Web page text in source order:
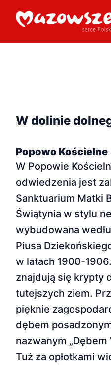
W dolinie
Popowo Kościelne
W Popowie
odwiedzenia jest
Sanktuarium Matki
Świątynia w stylu
wybudowana
Piusa
w latach 1900-
znajdują się krypty
tutejszych ziem.
pięknie
dębem
nazwanym „Dębem
Tuż za opłotkami